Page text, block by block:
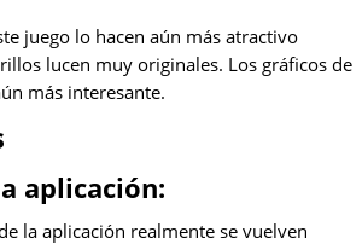
juego lo hacen aún más atractivo
lucen muy originales. Los gráficos de
más interesante.
aplicación:
la aplicación realmente se vuelven